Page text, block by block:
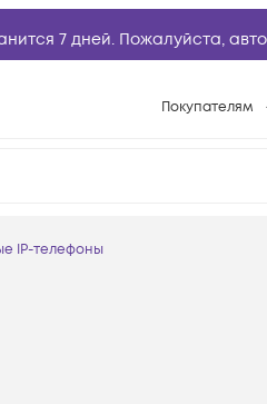
7 дней. Пожалуйста,
Покупателям
IP-телефоны